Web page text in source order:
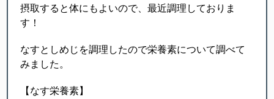
摂取すると体にもよいので、最近調理しておりま
す！
なすとしめじを調理したので栄養素について調べて
みました。
【なす栄養素】